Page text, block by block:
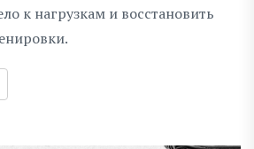
к нагрузкам и восстановить